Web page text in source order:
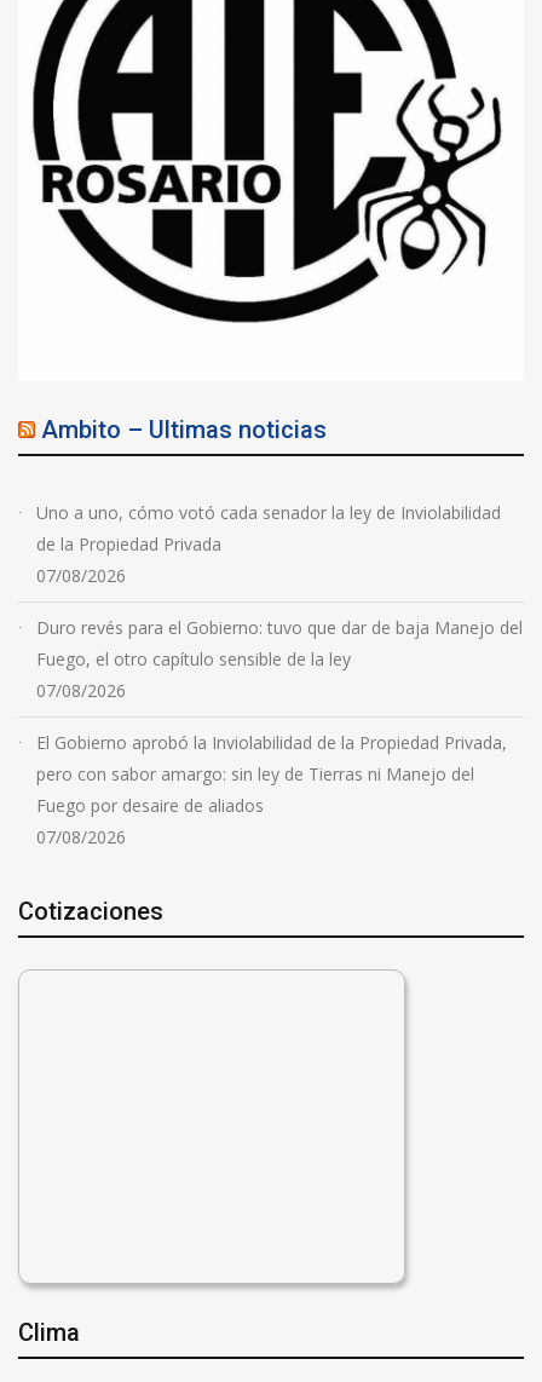
Ambito – Ultimas noticias
Uno a uno, cómo votó cada senador la ley de Inviolabilidad
de la Propiedad Privada
07/08/2026
Duro revés para el Gobierno: tuvo que dar de baja Manejo del
Fuego, el otro capítulo sensible de la ley
07/08/2026
El Gobierno aprobó la Inviolabilidad de la Propiedad Privada,
pero con sabor amargo: sin ley de Tierras ni Manejo del
Fuego por desaire de aliados
07/08/2026
Cotizaciones
Clima